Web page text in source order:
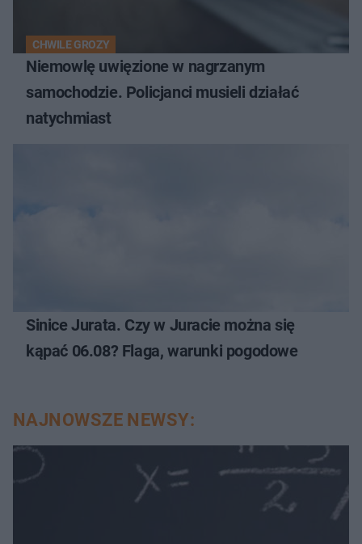
CHWILE GROZY
Niemowlę uwięzione w nagrzanym
samochodzie. Policjanci musieli działać
natychmiast
Sinice Jurata. Czy w Juracie można się
kąpać 06.08? Flaga, warunki pogodowe
NAJNOWSZE NEWSY: